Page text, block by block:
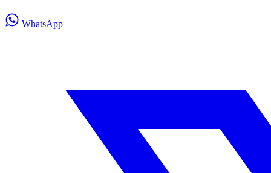
WhatsApp